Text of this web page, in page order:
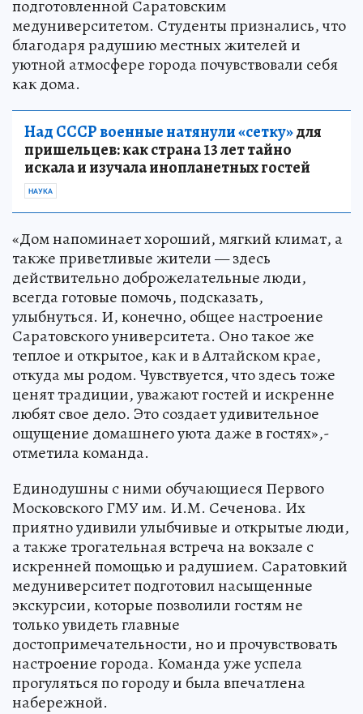
подготовленной Саратовским
медуниверситетом. Студенты признались, что
благодаря радушию местных жителей и
уютной атмосфере города почувствовали себя
как дома.
Над СССР военные натянули «сетку»для
пришельцев: как страна 13 лет тайно
искала и изучала инопланетных гостей
НАУКА
«Дом напоминает хороший, мягкий климат, а
также приветливые жители — здесь
действительно доброжелательные люди,
всегда готовые помочь, подсказать,
улыбнуться. И, конечно, общее настроение
Саратовского университета. Оно такое же
теплое и открытое, как и в Алтайском крае,
откуда мы родом. Чувствуется, что здесь тоже
ценят традиции, уважают гостей и искренне
любят свое дело. Это создает удивительное
ощущение домашнего уюта даже в гостях»,-
отметила команда.
Единодушны с ними обучающиеся Первого
Московского ГМУ им. И.М. Сеченова. Их
приятно удивили улыбчивые и открытые люди,
а также трогательная встреча на вокзале с
искренней помощью и радушием. Саратовкий
медуниверситет подготовил насыщенные
экскурсии, которые позволили гостям не
только увидеть главные
достопримечательности, но и прочувствовать
настроение города. Команда уже успела
прогуляться по городу и была впечатлена
набережной.